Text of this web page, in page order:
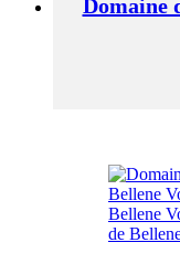
Domaine